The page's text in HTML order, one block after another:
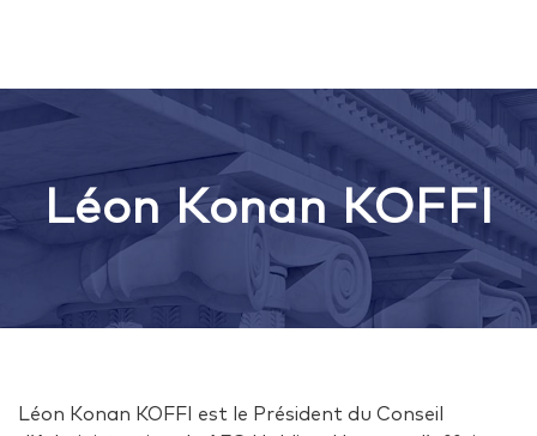
Léon Konan KOFFI
Léon Konan KOFFI est le Président du Conseil